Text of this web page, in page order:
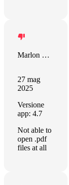
Marlon Kottke
27 mag
2025
Versione
app: 4.7
Not able to
open .pdf
files at all